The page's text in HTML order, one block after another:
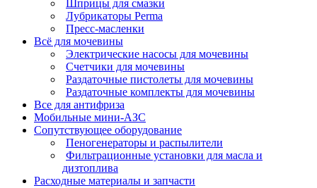
Шприцы для смазки
Лубрикаторы Perma
Пресс-масленки
Всё для мочевины
Электрические насосы для мочевины
Счетчики для мочевины
Раздаточные пистолеты для мочевины
Раздаточные комплекты для мочевины
Все для антифриза
Мобильные мини-АЗС
Сопутствующее оборудование
Пеногенераторы и распылители
Фильтрационные установки для масла и
дизтоплива
Расходные материалы и запчасти